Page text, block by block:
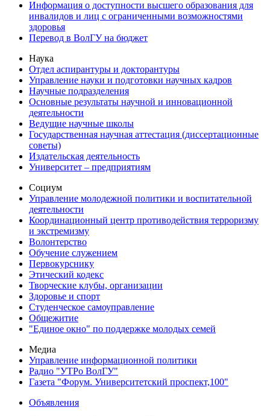
Информация о доступности высшего образования для
инвалидов и лиц с ограниченными возможностями
здоровья
Перевод в ВолГУ на бюджет
Наука
Отдел аспирантуры и докторантуры
Управление науки и подготовки научных кадров
Научные подразделения
Основные результаты научной и инновационной
деятельности
Ведущие научные школы
Государственная научная аттестация (диссертационные
советы)
Издательская деятельность
Университет – предприятиям
Социум
Управление молодежной политики и воспитательной
деятельности
Координационный центр противодействия терроризму
и экстремизму
Волонтерство
Обучение служением
Первокурснику
Этический кодекс
Творческие клубы, организации
Здоровье и спорт
Студенческое самоуправление
Общежитие
"Единое окно" по поддержке молодых семей
Медиа
Управление информационной политики
Радио "УТРо ВолГУ"
Газета "Форум. Университетский проспект,100"
Объявления